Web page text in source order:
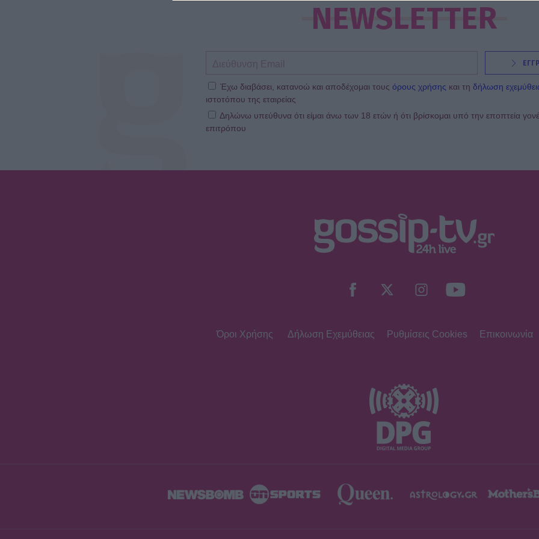
NEWSLETTER
Έχω διαβάσει, κατανοώ και αποδέχομαι τους όρους χρήσης και τη δήλωση
ιστοτόπου της εταιρείας
Δηλώνω υπεύθυνα ότι είμαι άνω των 18 ετών ή ότι βρίσκομαι υπό την εποπτεία
επιτρόπου
Όροι Χρήσης Δήλωση Εχεμύθειας Ρυθμίσεις Cookies Επικοινωνία